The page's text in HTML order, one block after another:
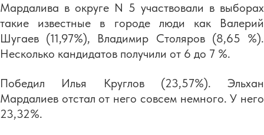
Мардалива в округе N 5 участвовали в выборах
такие известные в городе люди как Валерий
Шугаев (11,97%), Владимир Столяров (8,65 %).
Несколько кандидатов получили от 6 до 7 %.
Победил Илья Круглов (23,57%). Эльхан
Мардалиев отстал от него совсем немного. У него
23,32%.